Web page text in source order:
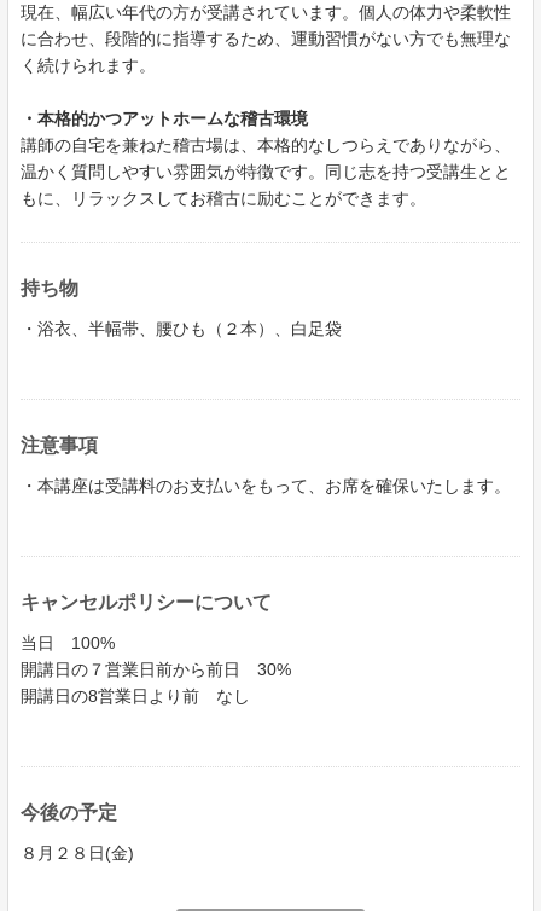
現在、幅広い年代の方が受講されています。個人の体力や柔軟性
に合わせ、段階的に指導するため、運動習慣がない方でも無理な
く続けられます。
・本格的かつアットホームな稽古環境
講師の自宅を兼ねた稽古場は、本格的なしつらえでありながら、
温かく質問しやすい雰囲気が特徴です。同じ志を持つ受講生とと
もに、リラックスしてお稽古に励むことができます。
持ち物
・浴衣、半幅帯、腰ひも（２本）、白足袋
注意事項
・本講座は受講料のお支払いをもって、お席を確保いたします。
キャンセルポリシーについて
当日 100%
開講日の７営業日前から前日 30%
開講日の8営業日より前 なし
今後の予定
８月２８日(金)